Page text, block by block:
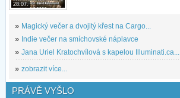
28.07.
» Magický večer a dvojitý křest na Cargo...
» Indie večer na smíchovské náplavce
» Jana Uriel Kratochvílová s kapelou Illuminati.ca...
» zobrazit více...
PRÁVĚ VYŠLO